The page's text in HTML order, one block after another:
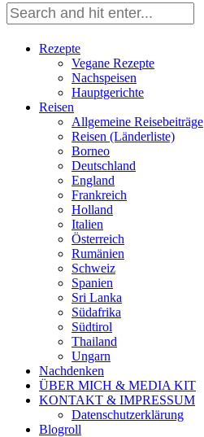
Rezepte
Vegane Rezepte
Nachspeisen
Hauptgerichte
Reisen
Allgemeine Reisebeiträge
Reisen (Länderliste)
Borneo
Deutschland
England
Frankreich
Holland
Italien
Österreich
Rumänien
Schweiz
Spanien
Sri Lanka
Südafrika
Südtirol
Thailand
Ungarn
Nachdenken
ÜBER MICH & MEDIA KIT
KONTAKT & IMPRESSUM
Datenschutzerklärung
Blogroll